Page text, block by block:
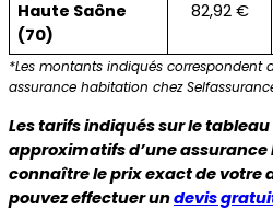
Haute Saône
(70)
82,92 €
*Les montants indiqués correspondent
assurance habitation chez
Les tarifs indiqués sur le
approximatifs d’une
connaître le prix exact de votre
pouvez effectuer un devis